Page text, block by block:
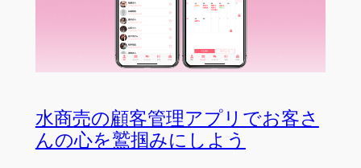
水商売の顧客管理アプリでお客さ
んの心を鷲掴みにしよう